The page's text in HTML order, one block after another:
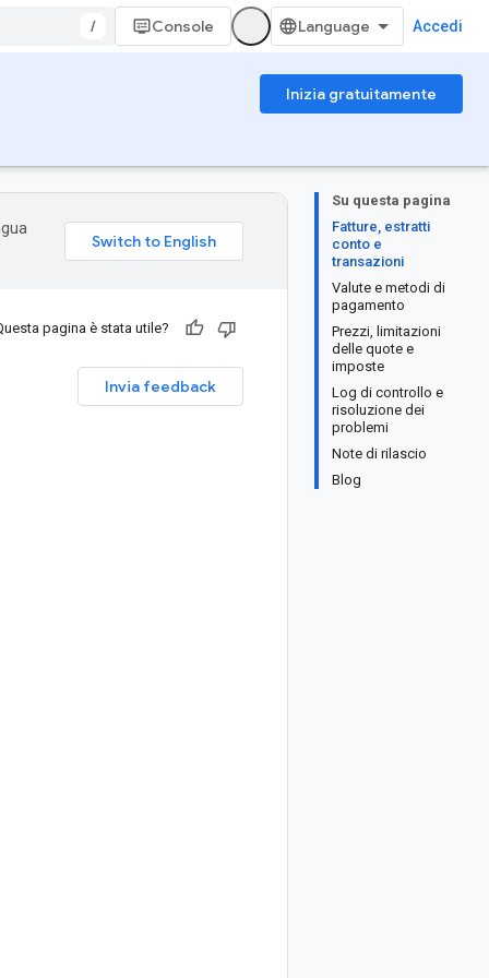
/ Console Accedi
Inizia gratuitamente
Su questa pagina
Fatture, estratti
conto e
transazioni
Valute e metodi di
pagamento
Prezzi, limitazioni
delle quote e
imposte
Log di controllo e
risoluzione dei
problemi
Note di rilascio
Blog
pagina è stata utile?
Invia feedback